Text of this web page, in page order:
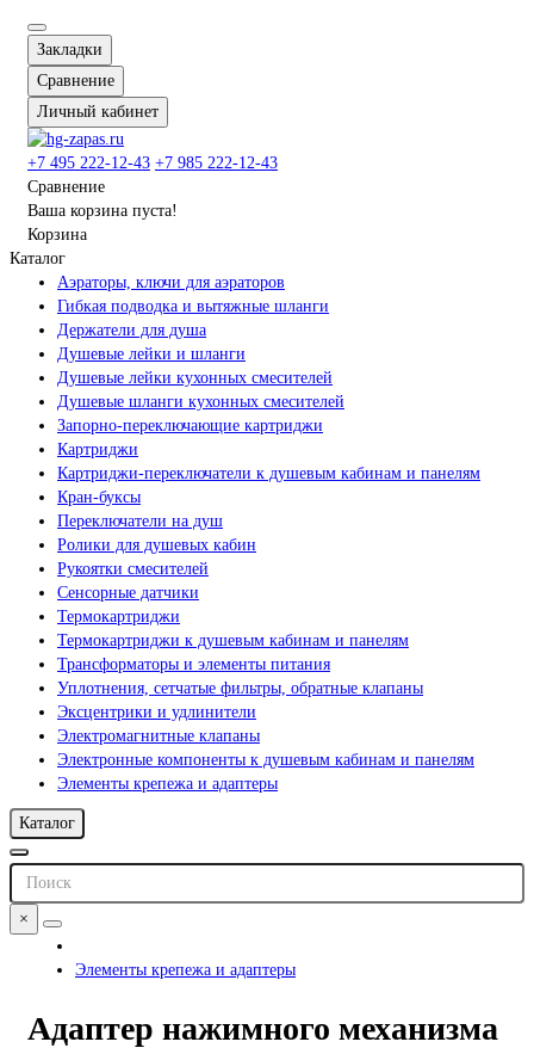
Закладки
Сравнение
Личный кабинет
+7 495 222-12-43 +7 985 222-12-43
Сравнение
Ваша корзина пуста!
Корзина
Каталог
Аэраторы, ключи для аэраторов
Гибкая подводка и вытяжные шланги
Держатели для душа
Душевые лейки и шланги
Душевые лейки кухонных смесителей
Душевые шланги кухонных смесителей
Запорно-переключающие картриджи
Картриджи
Картриджи-переключатели к душевым кабинам и панелям
Кран-буксы
Переключатели на душ
Ролики для душевых кабин
Рукоятки смесителей
Сенсорные датчики
Термокартриджи
Термокартриджи к душевым кабинам и панелям
Трансформаторы и элементы питания
Уплотнения, сетчатые фильтры, обратные клапаны
Эксцентрики и удлинители
Электромагнитные клапаны
Электронные компоненты к душевым кабинам и панелям
Элементы крепежа и адаптеры
Каталог
×
Элементы крепежа и адаптеры
Адаптер нажимного механизма